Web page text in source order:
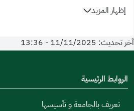
الجهات ذات العلاقة داخل الجامعة،
العمادة وتمكينها من تنفيذ برامجها
إظهار المزيد
آخر تحديث: 11/11/2025 - 13:36
الروابط الرئيسية
تعريف بالجامعة و تأسيسها